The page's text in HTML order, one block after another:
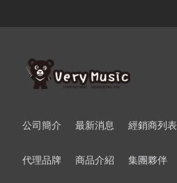
公司簡介 最新消息 經銷商列表
代理品牌 商品介紹 集團夥伴